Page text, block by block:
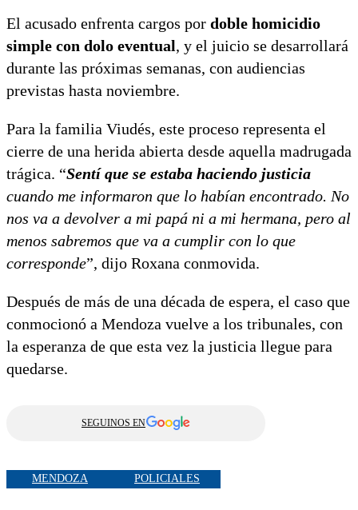
El acusado enfrenta cargos por doble homicidio
simple con dolo eventual, y el juicio se desarrollará
durante las próximas semanas, con audiencias
previstas hasta noviembre.
Para la familia Viudés, este proceso representa el
cierre de una herida abierta desde aquella madrugada
trágica. “Sentí que se estaba haciendo justicia
cuando me informaron que lo habían encontrado. No
nos va a devolver a mi papá ni a mi hermana, pero al
menos sabremos que va a cumplir con lo que
corresponde”, dijo Roxana conmovida.
Después de más de una década de espera, el caso que
conmocionó a Mendoza vuelve a los tribunales, con
la esperanza de que esta vez la justicia llegue para
quedarse.
SEGUINOS EN
MENDOZA POLICIALES